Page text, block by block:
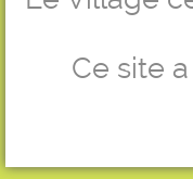
Ce site